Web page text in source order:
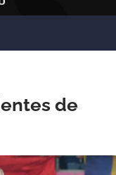
de